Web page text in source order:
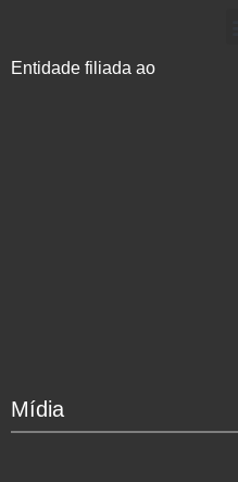
Entidade filiada ao
Mídia